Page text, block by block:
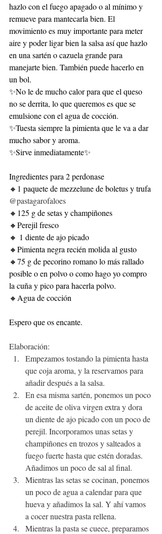
hazlo con el fuego apagado o al mínimo y
remueve para mantecarla bien. El
movimiento es muy importante para meter
aire y poder ligar bien la salsa así que hazlo
en una sartén o cazuela grande para
manejarte bien. También puede hacerlo en
un bol.
✨No le de mucho calor para que el queso
no se derrita, lo que queremos es que se
emulsione con el agua de cocción.
✨Tuesta siempre la pimienta que le va a dar
mucho sabor y aroma.
✨Sirve inmediatamente✨
Ingredientes para 2 perdonase
🔸1 paquete de mezzelune de boletus y trufa
@pastagarofaloes
🔸125 g de setas y champiñones
🔸Perejil fresco
🔸 1 diente de ajo picado
🔸Pimienta negra recién molida al gusto
🔸75 g de pecorino romano lo más rallado
posible o en polvo o como hago yo compro
la cuña y pico para hacerla polvo.
🔸Agua de cocción
Espero que os encante.
Elaboración:
Empezamos tostando la pimienta hasta
que coja aroma, y la reservamos para
añadir después a la salsa.
En esa misma sartén, ponemos un poco
de aceite de oliva virgen extra y dora
un diente de ajo picado con un poco de
perejil. Incorporamos unas setas y
champiñones en trozos y salteados a
fuego fuerte hasta que estén doradas.
Añadimos un poco de sal al final.
Mientras las setas se cocinan, ponemos
un poco de agua a calendar para que
hueva y añadimos la sal. Y ahí vamos
a cocer nuestra pasta rellena.
Mientras la pasta se cuece, preparamos